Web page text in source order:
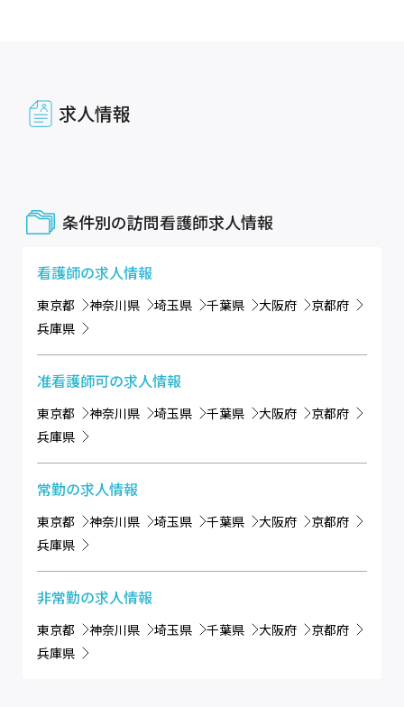
求人情報
条件別の訪問看護師求人情報
看護師の求人情報
東京都 神奈川県 埼玉県 千葉県 大阪府
京都府
兵庫県
准看護師可の求人情報
東京都 神奈川県 埼玉県 千葉県 大阪府
京都府
兵庫県
常勤の求人情報
東京都 神奈川県 埼玉県 千葉県 大阪府
京都府
兵庫県
非常勤の求人情報
東京都 神奈川県 埼玉県 千葉県 大阪府
京都府
兵庫県